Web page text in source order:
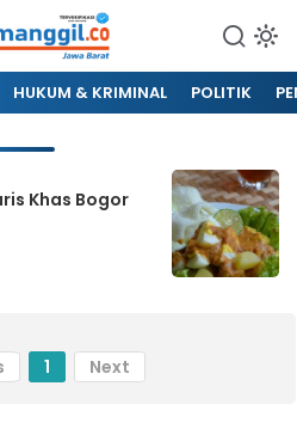
HUKUM & KRIMINAL POLITIK
Khas Bogor
1 Next